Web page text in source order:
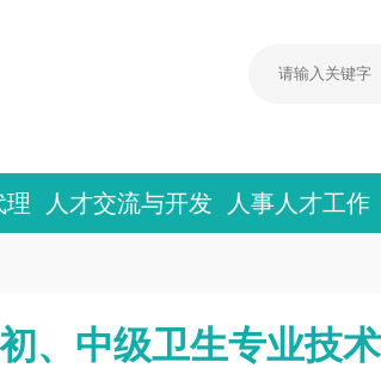
理 人才交流与开发 人事人才工作
、中级卫生专业技